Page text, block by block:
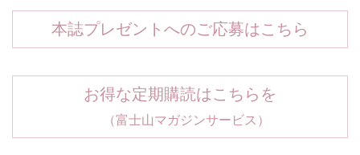
本誌プレゼントへのご応募はこちら
お得な定期購読はこちらを
（富士山マガジンサービス）